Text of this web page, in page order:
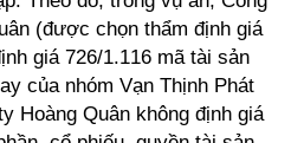
(được chọn thẩm định giá
giá 726/1.116 mã tài sản
của nhóm Vạn Thịnh Phát
Hoàng Quân không định giá